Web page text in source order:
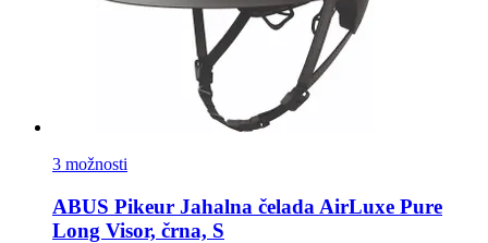
3 možnosti
ABUS Pikeur Jahalna čelada AirLuxe Pure
Long Visor, črna, S